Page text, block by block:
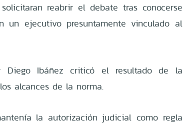
reabrir el debate tras conocerse
un ejecutivo presuntamente vinculado al
Diego Ibáñez criticó el resultado de la
alcances de la norma.
la autorización judicial como regla